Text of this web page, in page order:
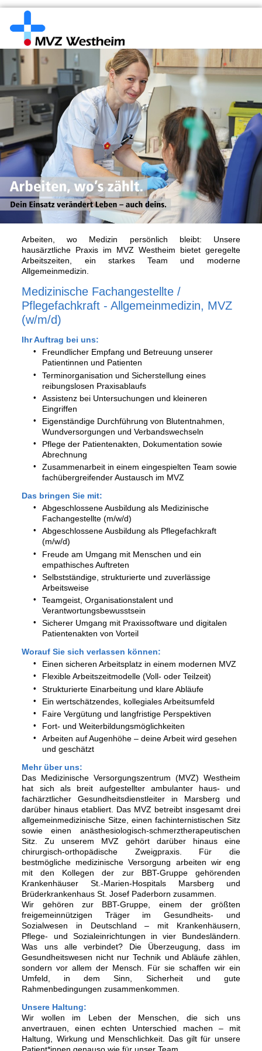
Arbeiten, wo Medizin persönlich bleibt: Unsere
hausärztliche Praxis im MVZ Westheim bietet geregelte
Arbeitszeiten, ein starkes Team und moderne
Allgemeinmedizin.
Medizinische Fachangestellte /
Pflegefachkraft - Allgemeinmedizin, MVZ
(w/m/d)
Ihr Auftrag bei uns:
Freundlicher Empfang und Betreuung unserer
Patientinnen und Patienten
Terminorganisation und Sicherstellung eines
reibungslosen Praxisablaufs
Assistenz bei Untersuchungen und kleineren
Eingriffen
Eigenständige Durchführung von Blutentnahmen,
Wundversorgungen und Verbandswechseln
Pflege der Patientenakten, Dokumentation sowie
Abrechnung
Zusammenarbeit in einem eingespielten Team sowie
fachübergreifender Austausch im MVZ
Das bringen Sie mit:
Abgeschlossene Ausbildung als Medizinische
Fachangestellte (m/w/d)
Abgeschlossene Ausbildung als Pflegefachkraft
(m/w/d)
Freude am Umgang mit Menschen und ein
empathisches Auftreten
Selbstständige, strukturierte und zuverlässige
Arbeitsweise
Teamgeist, Organisationstalent und
Verantwortungsbewusstsein
Sicherer Umgang mit Praxissoftware und digitalen
Patientenakten von Vorteil
Worauf Sie sich verlassen können:
Einen sicheren Arbeitsplatz in einem modernen MVZ
Flexible Arbeitszeitmodelle (Voll- oder Teilzeit)
Strukturierte Einarbeitung und klare Abläufe
Ein wertschätzendes, kollegiales Arbeitsumfeld
Faire Vergütung und langfristige Perspektiven
Fort- und Weiterbildungsmöglichkeiten
Arbeiten auf Augenhöhe – deine Arbeit wird gesehen
und geschätzt
Mehr über uns:
Das Medizinische Versorgungszentrum (MVZ) Westheim
hat sich als breit aufgestellter ambulanter haus- und
fachärztlicher Gesundheitsdienstleiter in Marsberg und
darüber hinaus etabliert. Das MVZ betreibt insgesamt drei
allgemeinmedizinische Sitze, einen fachinternistischen Sitz
sowie einen anästhesiologisch-schmerztherapeutischen
Sitz. Zu unserem MVZ gehört darüber hinaus eine
chirurgisch-orthopädische Zweigpraxis. Für die
bestmögliche medizinische Versorgung arbeiten wir eng
mit den Kollegen der zur BBT-Gruppe gehörenden
Krankenhäuser St.-Marien-Hospitals Marsberg und
Brüderkrankenhaus St. Josef Paderborn zusammen.
Wir gehören zur BBT-Gruppe, einem der größten
freigemeinnützigen Träger im Gesundheits- und
Sozialwesen in Deutschland – mit Krankenhäusern,
Pflege- und Sozialeinrichtungen in vier Bundesländern.
Was uns alle verbindet? Die Überzeugung, dass im
Gesundheitswesen nicht nur Technik und Abläufe zählen,
sondern vor allem der Mensch. Für sie schaffen wir ein
Umfeld, in dem Sinn, Sicherheit und gute
Rahmenbedingungen zusammenkommen.
Unsere Haltung:
Wir wollen im Leben der Menschen, die sich uns
anvertrauen, einen echten Unterschied machen – mit
Haltung, Wirkung und Menschlichkeit. Das gilt für unsere